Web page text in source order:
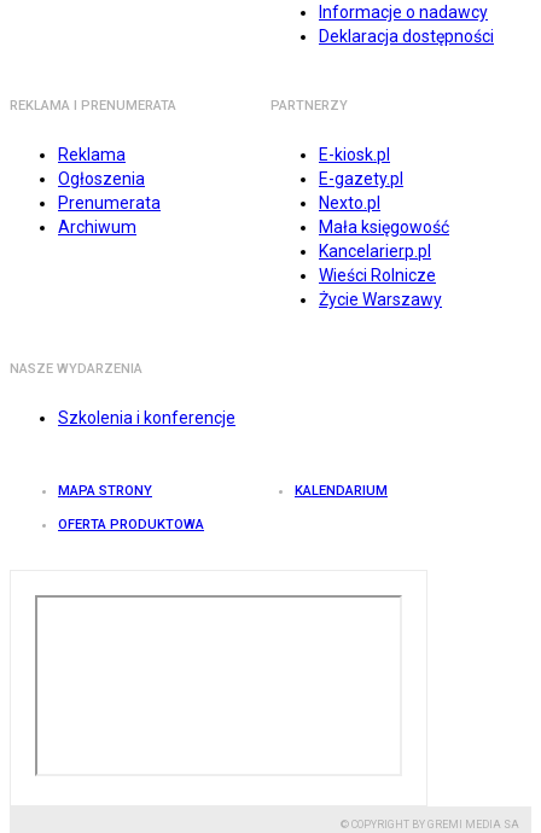
Informacje o nadawcy
Deklaracja dostępności
REKLAMA I PRENUMERATA
Reklama
Ogłoszenia
Prenumerata
Archiwum
PARTNERZY
E-kiosk.pl
E-gazety.pl
Nexto.pl
Mała księgowość
Kancelarierp.pl
Wieści Rolnicze
Życie Warszawy
NASZE WYDARZENIA
Szkolenia i konferencje
MAPA STRONY KALENDARIUM
OFERTA PRODUKTOWA
© COPYRIGHT BY GREMI MEDIA SA